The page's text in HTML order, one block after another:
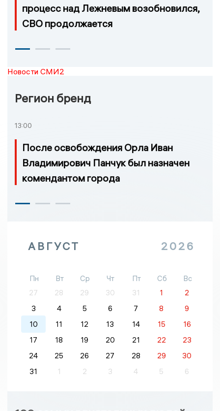
процесс над Лежневым возобновился,
СВО продолжается
Новости СМИ2
Регион бренд
13:00
После освобождения Орла Иван
Владимирович Панчук был назначен
комендантом города
АВГУСТ 2026
Пн Вт Ср Чт Пт Сб
Вс
27
28 29 30 31 1
2
3
4 5 6 7 8
9
10
11 12 13 14 15
16
17
18 19 20 21 22
23
24
25 26 27 28 29
30
31
1 2 3 4 5 6